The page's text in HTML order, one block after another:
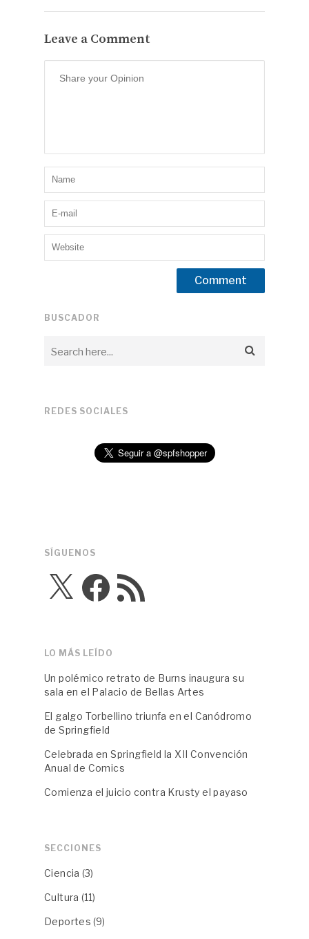
Leave a Comment
BUSCADOR
REDES SOCIALES
SÍGUENOS
X FacebookFeed
RSS
LO MÁS LEÍDO
Un polémico retrato de Burns inaugura su
sala en el Palacio de Bellas Artes
El galgo Torbellino triunfa en el Canódromo
de Springfield
Celebrada en Springfield la XII Convención
Anual de Comics
Comienza el juicio contra Krusty el payaso
SECCIONES
Ciencia (3)
Cultura (11)
Deportes (9)